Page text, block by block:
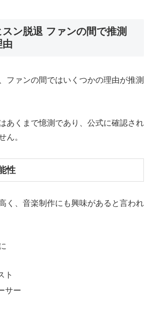
ン脱退 ファンの間で推測
由
ファンの間ではいくつかの理由が推測
あくまで憶測であり、公式に確認され
ん。
性
く、音楽制作にも興味があると言われ
ト
サー